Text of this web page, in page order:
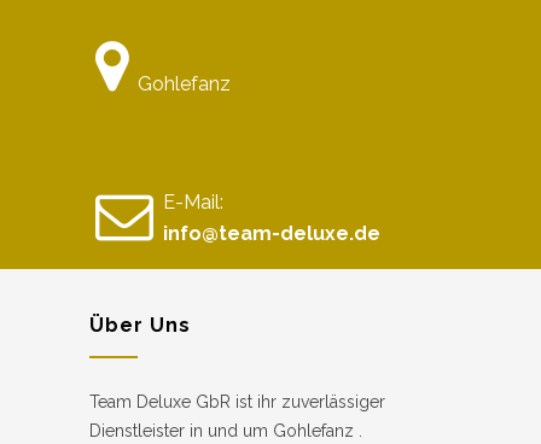
Gohlefanz
E-Mail:
info@team-deluxe.de
Über Uns
Team Deluxe GbR ist ihr zuverlässiger
Dienstleister in und um Gohlefanz .